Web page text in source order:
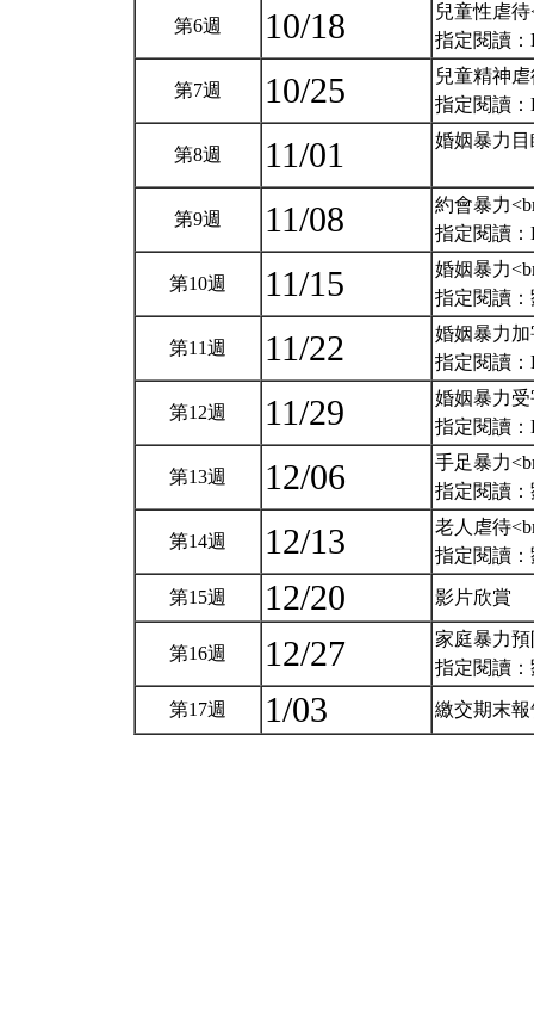
第6週 10/18
兒童性虐待
指定閱讀：
第7週 10/25
兒童精神
指定閱讀：
第8週 11/01 婚姻暴力
第9週 11/08
約會暴力
指定閱讀：
第10週 11/15
婚姻暴力
指定閱讀：
第11週 11/22
婚姻暴力加
指定閱讀：
第12週 11/29
婚姻暴力受
指定閱讀：
第13週 12/06
手足暴力
指定閱讀
第14週 12/13
老人虐待
指定閱讀：
第15週 12/20 影片欣賞
第16週 12/27
家庭暴力
指定閱讀
第17週 1/03 繳交期末